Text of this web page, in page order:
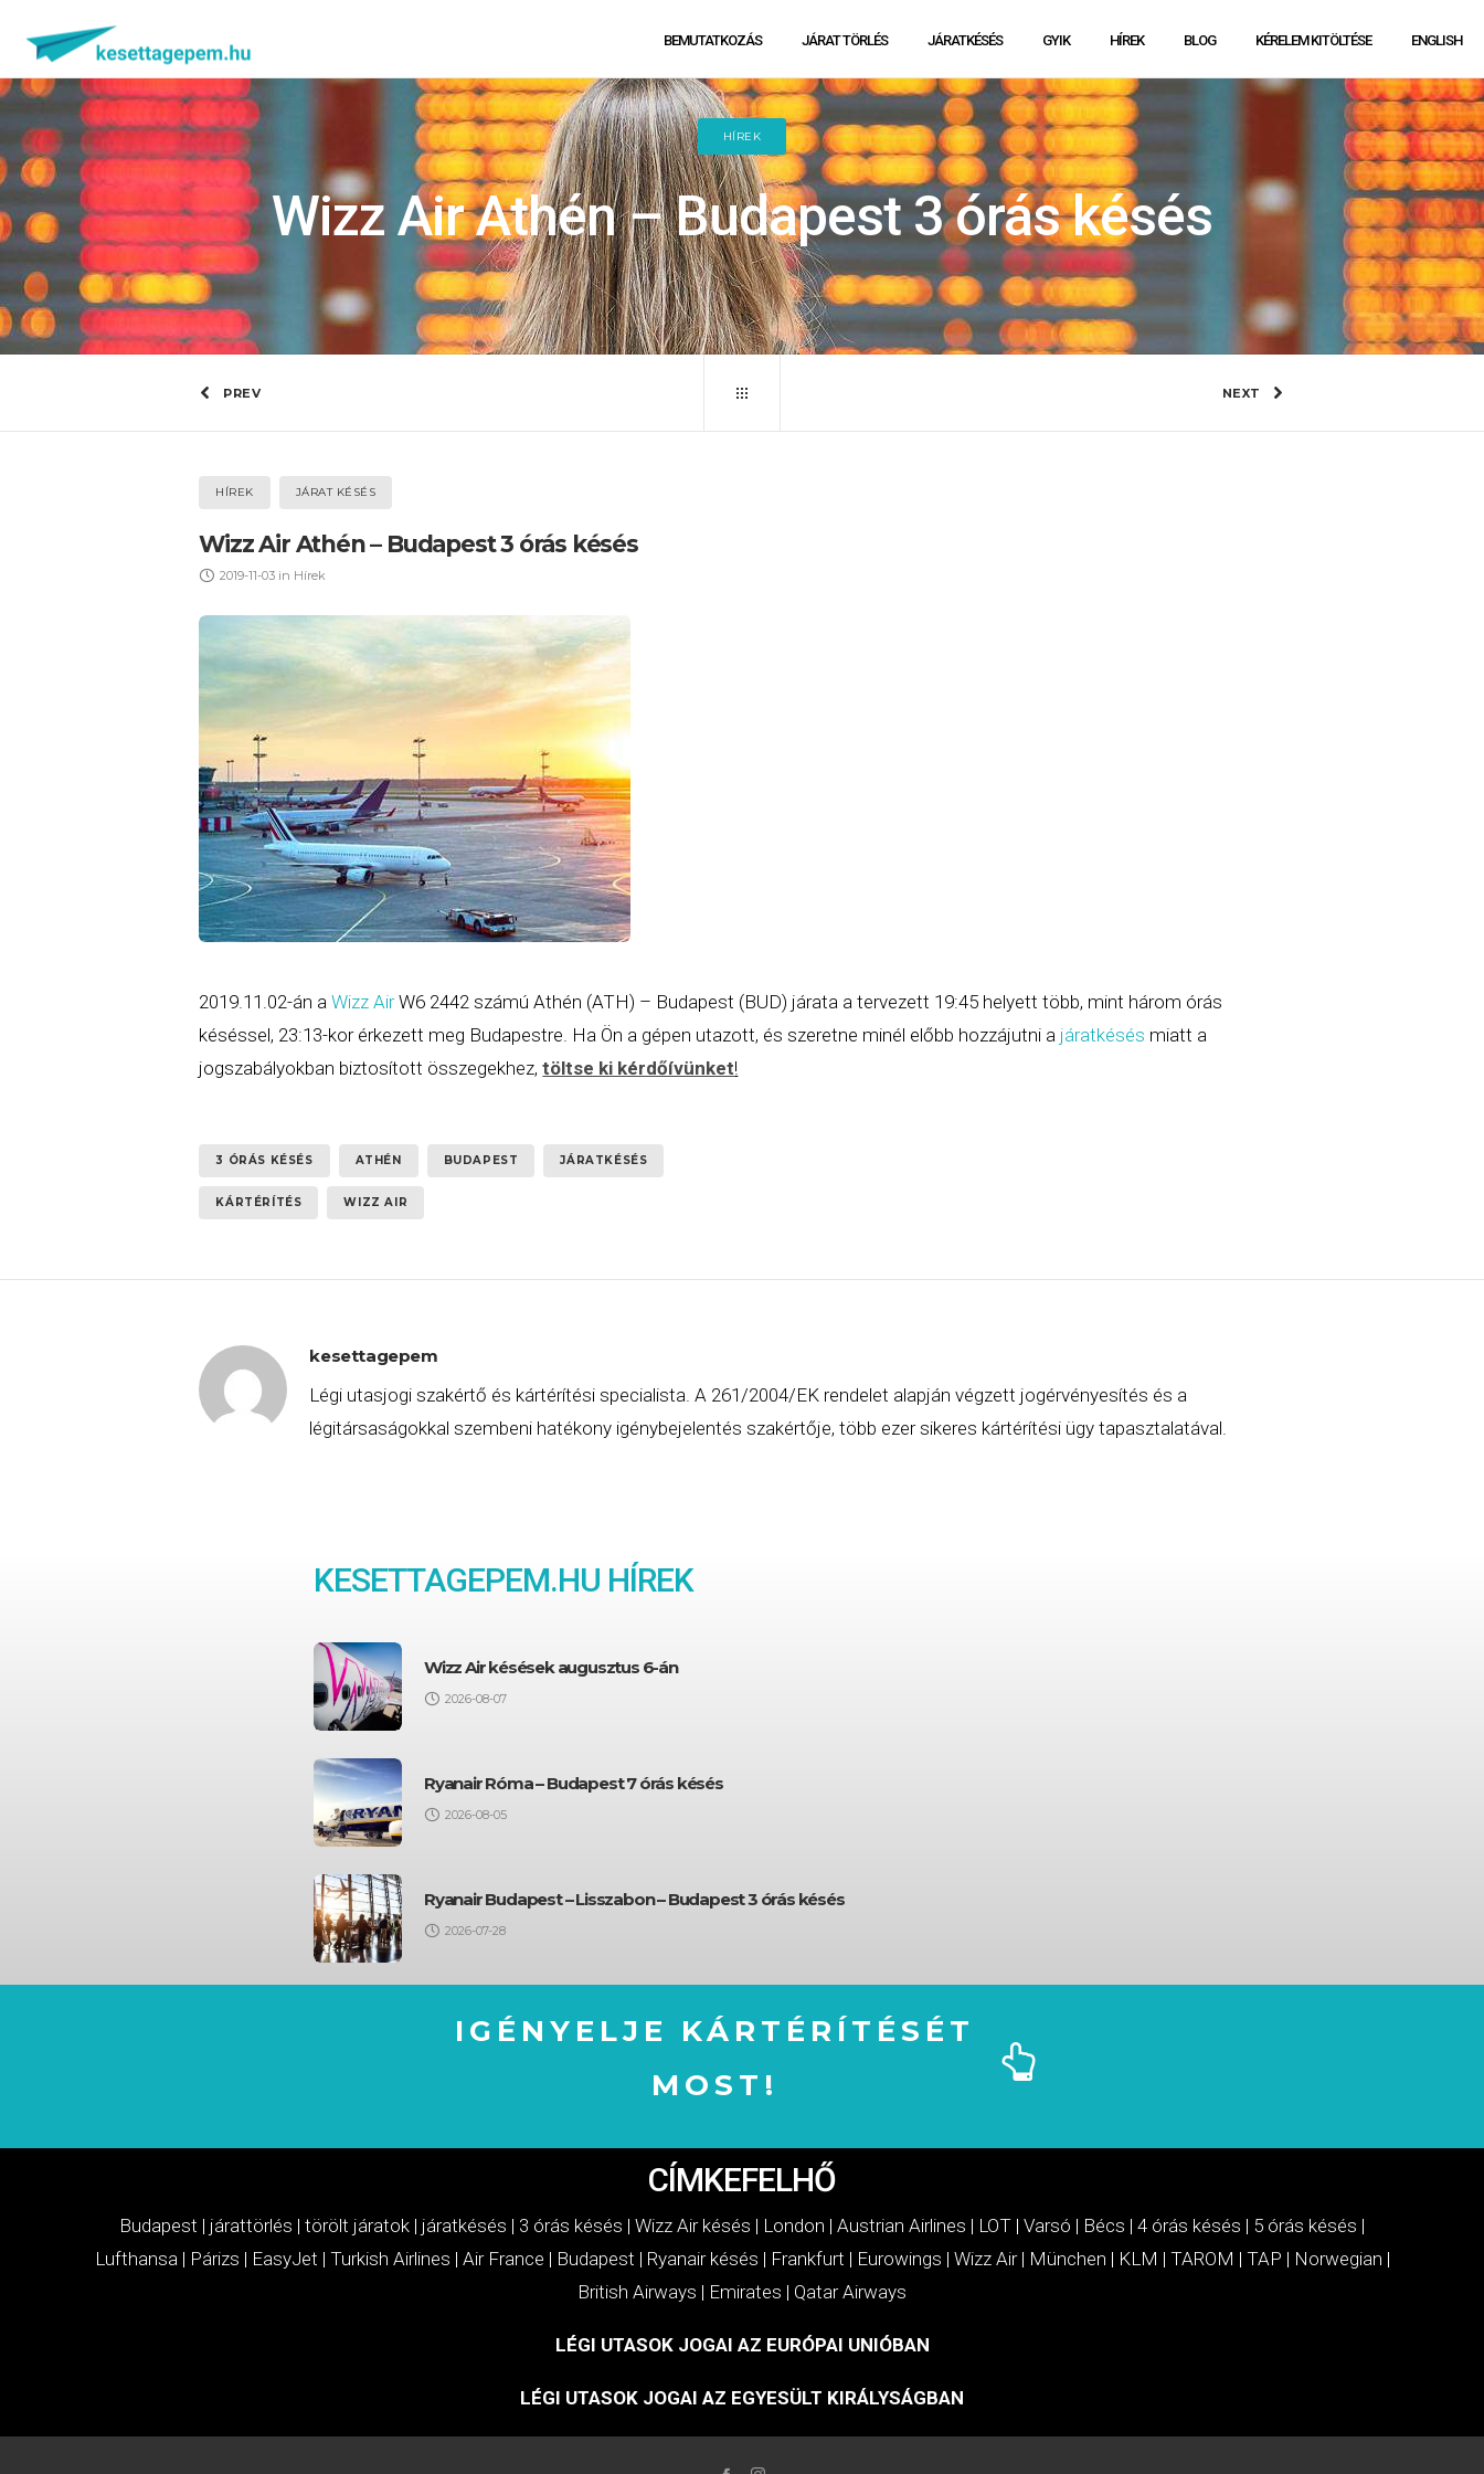
BEMUTATKOZÁS JÁRAT TÖRLÉS JÁRATKÉSÉS GYIK HÍREK BLOG KÉRELEM KITÖLTÉSE ENGLISH
HÍREK
Wizz Air Athén – Budapest 3 órás késés
PREV NEXT
HÍREK JÁRAT KÉSÉS
Wizz Air Athén – Budapest 3 órás késés
2019-11-03 in Hírek
2019.11.02-án aWizz AirW6 2442 számú Athén (ATH) – Budapest (BUD) járata a tervezett 19:45 helyett több, mint három órás
késéssel, 23:13-kor érkezett meg Budapestre. Ha Ön a gépen utazott, és szeretne minél előbb hozzájutni a járatkésés miatt a
jogszabályokban biztosított összegekhez,töltse ki kérdőívünket!
3 ÓRÁS KÉSÉS ATHÉN BUDAPEST JÁRATKÉSÉS
KÁRTÉRÍTÉS WIZZ AIR
kesettagepem
Légi utasjogi szakértő és kártérítési specialista. A 261/2004/EK rendelet alapján végzett jogérvényesítés és a
légitársaságokkal szembeni hatékony igénybejelentés szakértője, több ezer sikeres kártérítési ügy tapasztalatával.
KESETTAGEPEM.HU HÍREK
Wizz Air késések augusztus 6-án
2026-08-07
Ryanair Róma – Budapest 7 órás késés
2026-08-05
Ryanair Budapest – Lisszabon – Budapest 3 órás késés
2026-07-28
IGÉNYELJE KÁRTÉRÍTÉSÉT
MOST!
CÍMKEFELHŐ
Budapest | járattörlés | törölt járatok | járatkésés | 3 órás késés | Wizz Air késés | London | Austrian Airlines | LOT | Varsó | Bécs | 4 órás késés | 5 órás késés |
Lufthansa| Párizs | EasyJet | Turkish Airlines | Air France | Budapest | Ryanair késés | Frankfurt | Eurowings | Wizz Air| München | KLM | TAROM | TAP | Norwegian |
British Airways | Emirates | Qatar Airways
LÉGI UTASOK JOGAI AZ EURÓPAI UNIÓBAN
LÉGI UTASOK JOGAI AZ EGYESÜLT KIRÁLYSÁGBAN